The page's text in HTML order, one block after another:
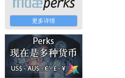
更多详情